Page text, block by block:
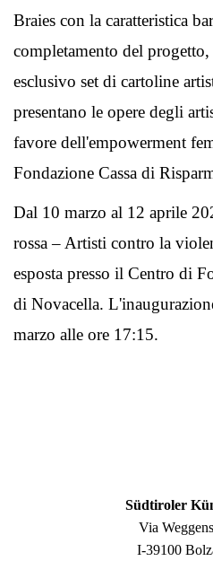
Braies con la caratteristica
completamento del progetto,
esclusivo set di cartoline
presentano le opere degli
favore dell'empowerment
Fondazione Cassa di
Dal 10 marzo al 12 aprile
rossa – Artisti contro la
esposta presso il Centro di
di Novacella.
marzo alle ore 17:15.
Südtiroler
Via
I-39100